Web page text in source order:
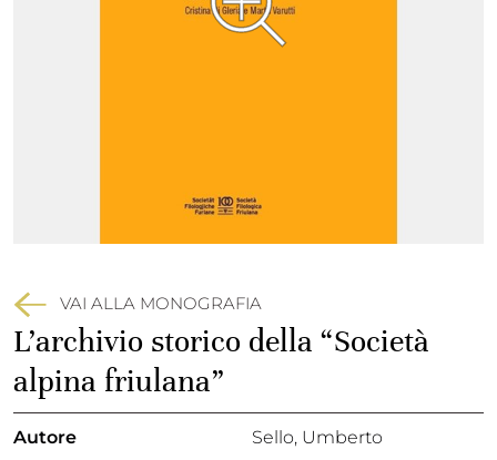
VAI ALLA MONOGRAFIA
L’archivio storico della “Società
alpina friulana”
Autore
Sello, Umberto